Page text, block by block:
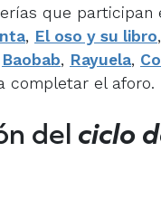
que
, El oso y su libro,
Baobab, Rayuela,
completar el aforo.
del ciclo